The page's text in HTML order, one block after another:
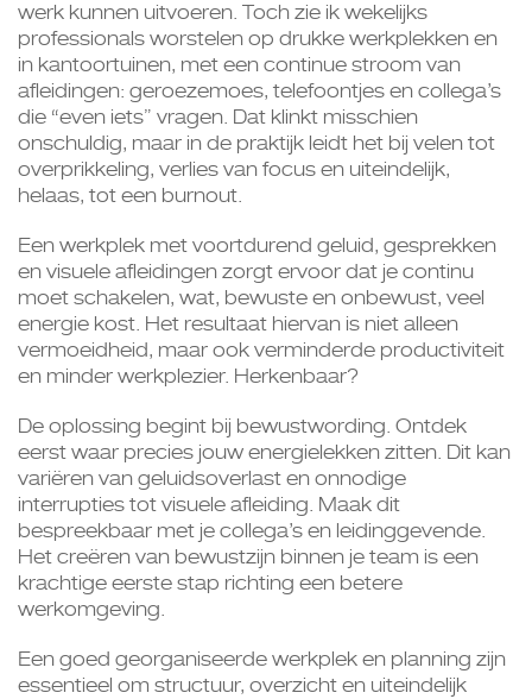
werk kunnen uitvoeren. Toch zie ik wekelijks
professionals worstelen op drukke werkplekken en
in kantoortuinen, met een continue stroom van
afleidingen: geroezemoes, telefoontjes en collega’s
die “even iets” vragen. Dat klinkt misschien
onschuldig, maar in de praktijk leidt het bij velen tot
overprikkeling, verlies van focus en uiteindelijk,
helaas, tot een burnout.
Een werkplek met voortdurend geluid, gesprekken
en visuele afleidingen zorgt ervoor dat je continu
moet schakelen, wat, bewuste en onbewust, veel
energie kost. Het resultaat hiervan is niet alleen
vermoeidheid, maar ook verminderde productiviteit
en minder werkplezier. Herkenbaar?
De oplossing begint bij bewustwording. Ontdek
eerst waar precies jouw energielekken zitten. Dit kan
variëren van geluidsoverlast en onnodige
interrupties tot visuele afleiding. Maak dit
bespreekbaar met je collega’s en leidinggevende.
Het creëren van bewustzijn binnen je team is een
krachtige eerste stap richting een betere
werkomgeving.
Een goed georganiseerde werkplek en planning zijn
essentieel om structuur, overzicht en uiteindelijk